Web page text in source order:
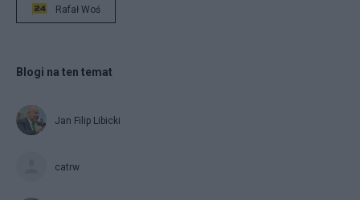
Rafał Woś
Blogi na ten temat
Jan Filip Libicki
catrw